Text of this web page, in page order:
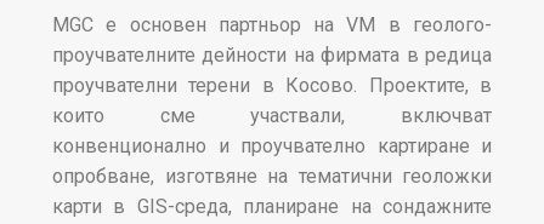
MGC е основен партньор на VM в геолого-
проучвателните дейности на фирмата в редица
проучвателни терени в Косово. Проектите, в
които сме участвали, включват
конвенционално и проучвателно картиране и
опробване, изготвяне на тематични геоложки
карти в GIS-среда, планиране на сондажните